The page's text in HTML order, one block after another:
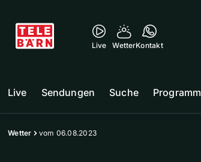
Live WetterKontakt
Live Sendungen Suche Programm
Wetter vom 06.08.2023